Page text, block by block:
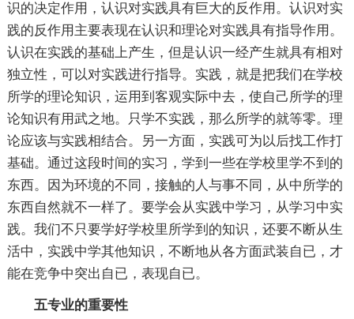
识的决定作用，认识对实践具有巨大的反作用。认识对实
践的反作用主要表现在认识和理论对实践具有指导作用。
认识在实践的基础上产生，但是认识一经产生就具有相对
独立性，可以对实践进行指导。实践，就是把我们在学校
所学的理论知识，运用到客观实际中去，使自己所学的理
论知识有用武之地。只学不实践，那么所学的就等零。理
论应该与实践相结合。另一方面，实践可为以后找工作打
基础。通过这段时间的实习，学到一些在学校里学不到的
东西。因为环境的不同，接触的人与事不同，从中所学的
东西自然就不一样了。要学会从实践中学习，从学习中实
践。我们不只要学好学校里所学到的知识，还要不断从生
活中，实践中学其他知识，不断地从各方面武装自已，才
能在竞争中突出自已，表现自已。
五专业的重要性